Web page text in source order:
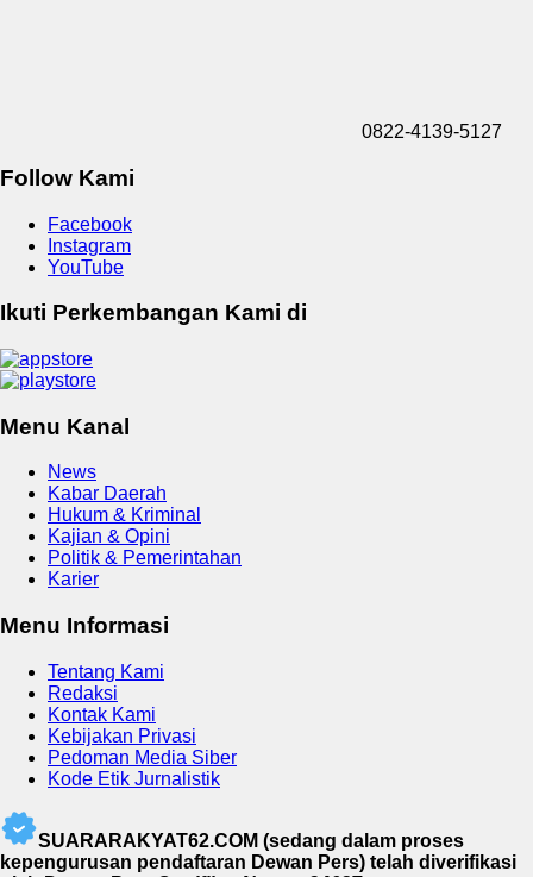
0822-4139-5127
Follow Kami
Facebook
Instagram
YouTube
Ikuti Perkembangan Kami di
Menu Kanal
News
Kabar Daerah
Hukum & Kriminal
Kajian & Opini
Politik & Pemerintahan
Karier
Menu Informasi
Tentang Kami
Redaksi
Kontak Kami
Kebijakan Privasi
Pedoman Media Siber
Kode Etik Jurnalistik
SUARARAKYAT62.COM (sedang dalam proses
kepengurusan pendaftaran Dewan Pers) telah diverifikasi